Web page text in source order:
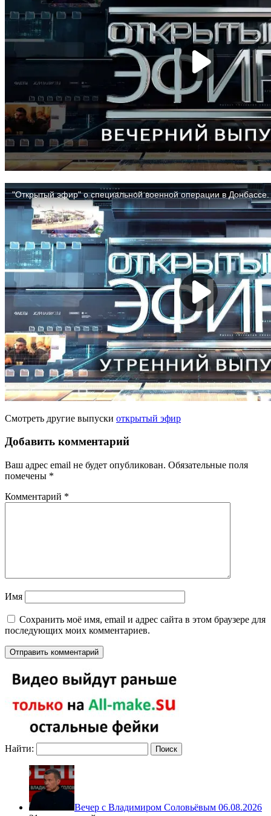
Смотреть другие выпуски открытый эфир
Добавить комментарий
Ваш адрес email не будет опубликован. Обязательные поля
помечены *
Комментарий *
Имя
Сохранить моё имя, email и адрес сайта в этом браузере для
последующих моих комментариев.
Найти:
Вечер с Владимиром Соловьёвым 06.08.2026